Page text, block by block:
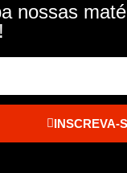
nossas
INSCREVA-